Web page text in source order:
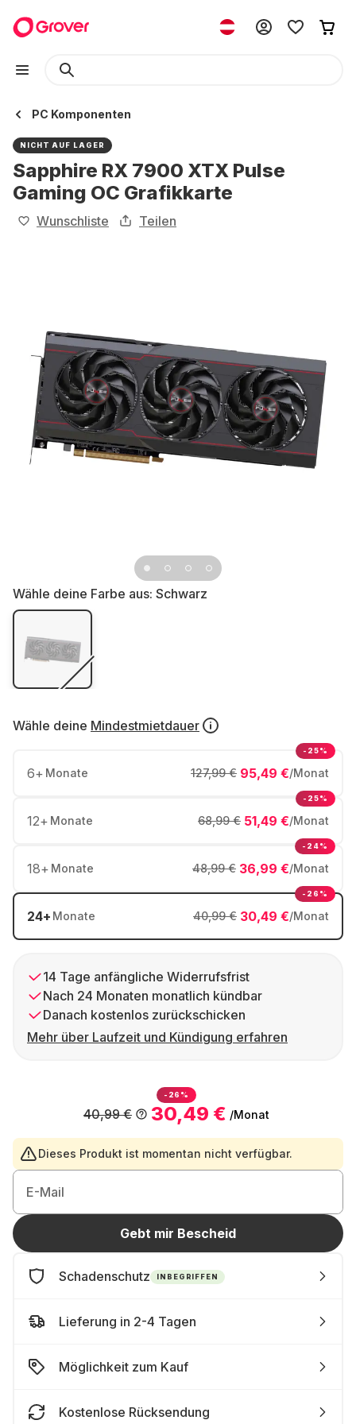
PC Komponenten
NICHT AUF LAGER
Sapphire RX 7900 XTX Pulse
Gaming OC Grafikkarte
Wunschliste Teilen
Wähle deine Farbe aus: Schwarz
Wähle deine Mindestmietdauer
6+ Monate 95,49 €/Monat
127,99 €
-25%
12+ Monate 51,49 €/Monat
68,99 €
-25%
18+ Monate 36,99 €/Monat
48,99 €
-24%
24+ Monate 30,49 €/Monat
40,99 €
-26%
14 Tage anfängliche Widerrufsfrist
Nach 24 Monaten monatlich kündbar
Danach kostenlos zurückschicken
Mehr über Laufzeit und Kündigung erfahren
-26%
30,49 € /Monat
40,99 €
Dieses Produkt ist momentan nicht verfügbar.
E-Mail
Gebt mir Bescheid
Schadenschutz INBEGRIFFEN
Lieferung in 2-4 Tagen
Möglichkeit zum Kauf
Kostenlose Rücksendung